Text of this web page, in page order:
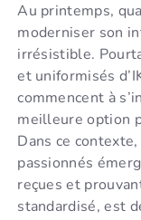
Au printemps,
moderniser son
irrésistible.
et uniformisés
commencent à
meilleure option
Dans ce
passionnés
reçues et
standardisé, est